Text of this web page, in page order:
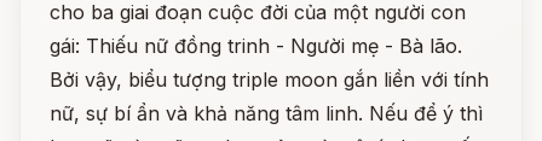
cho ba giai đoạn cuộc đời của một người con
gái: Thiếu nữ đồng trinh - Người mẹ - Bà lão.
Bởi vậy, biểu tượng triple moon gắn liền với tính
nữ, sự bí ẩn và khả năng tâm linh. Nếu để ý thì